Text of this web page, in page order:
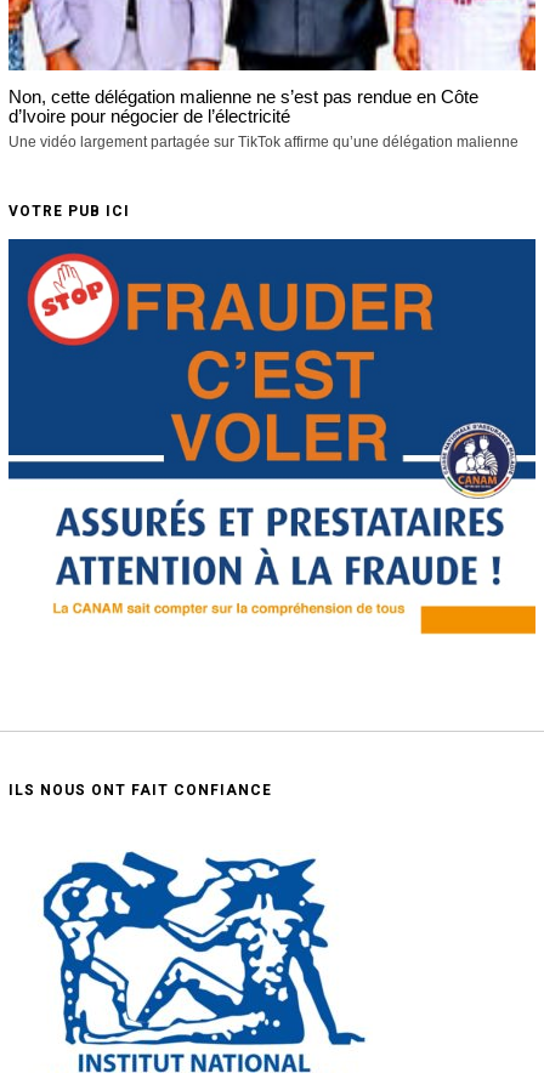
Non, cette délégation malienne ne s’est pas rendue en Côte
d’Ivoire pour négocier de l’électricité
Une vidéo largement partagée sur TikTok affirme qu’une délégation malienne
VOTRE PUB ICI
ILS NOUS ONT FAIT CONFIANCE